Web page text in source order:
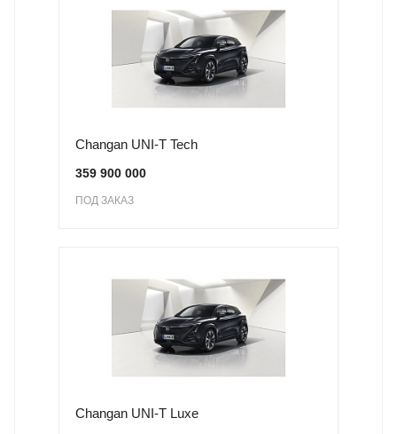
Changan UNI-T Tech
359 900 000
ПОД ЗАКАЗ
Changan UNI-T Luxe